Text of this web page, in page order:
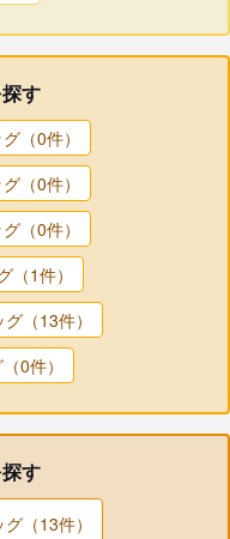
す
（0件）
（0件）
（0件）
1件）
（13件）
0件）
す
（13件）